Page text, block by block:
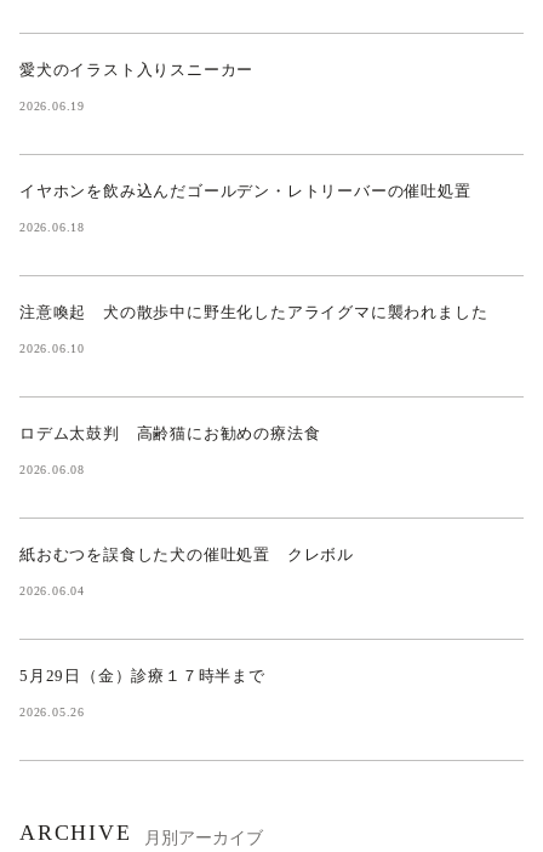
愛犬のイラスト入りスニーカー
2026.06.19
イヤホンを飲み込んだゴールデン・レトリーバーの催吐処置
2026.06.18
注意喚起 犬の散歩中に野生化したアライグマに襲われました
2026.06.10
ロデム太鼓判 高齢猫にお勧めの療法食
2026.06.08
紙おむつを誤食した犬の催吐処置 クレボル
2026.06.04
5月29日（金）診療１７時半まで
2026.05.26
ARCHIVE 月別アーカイブ